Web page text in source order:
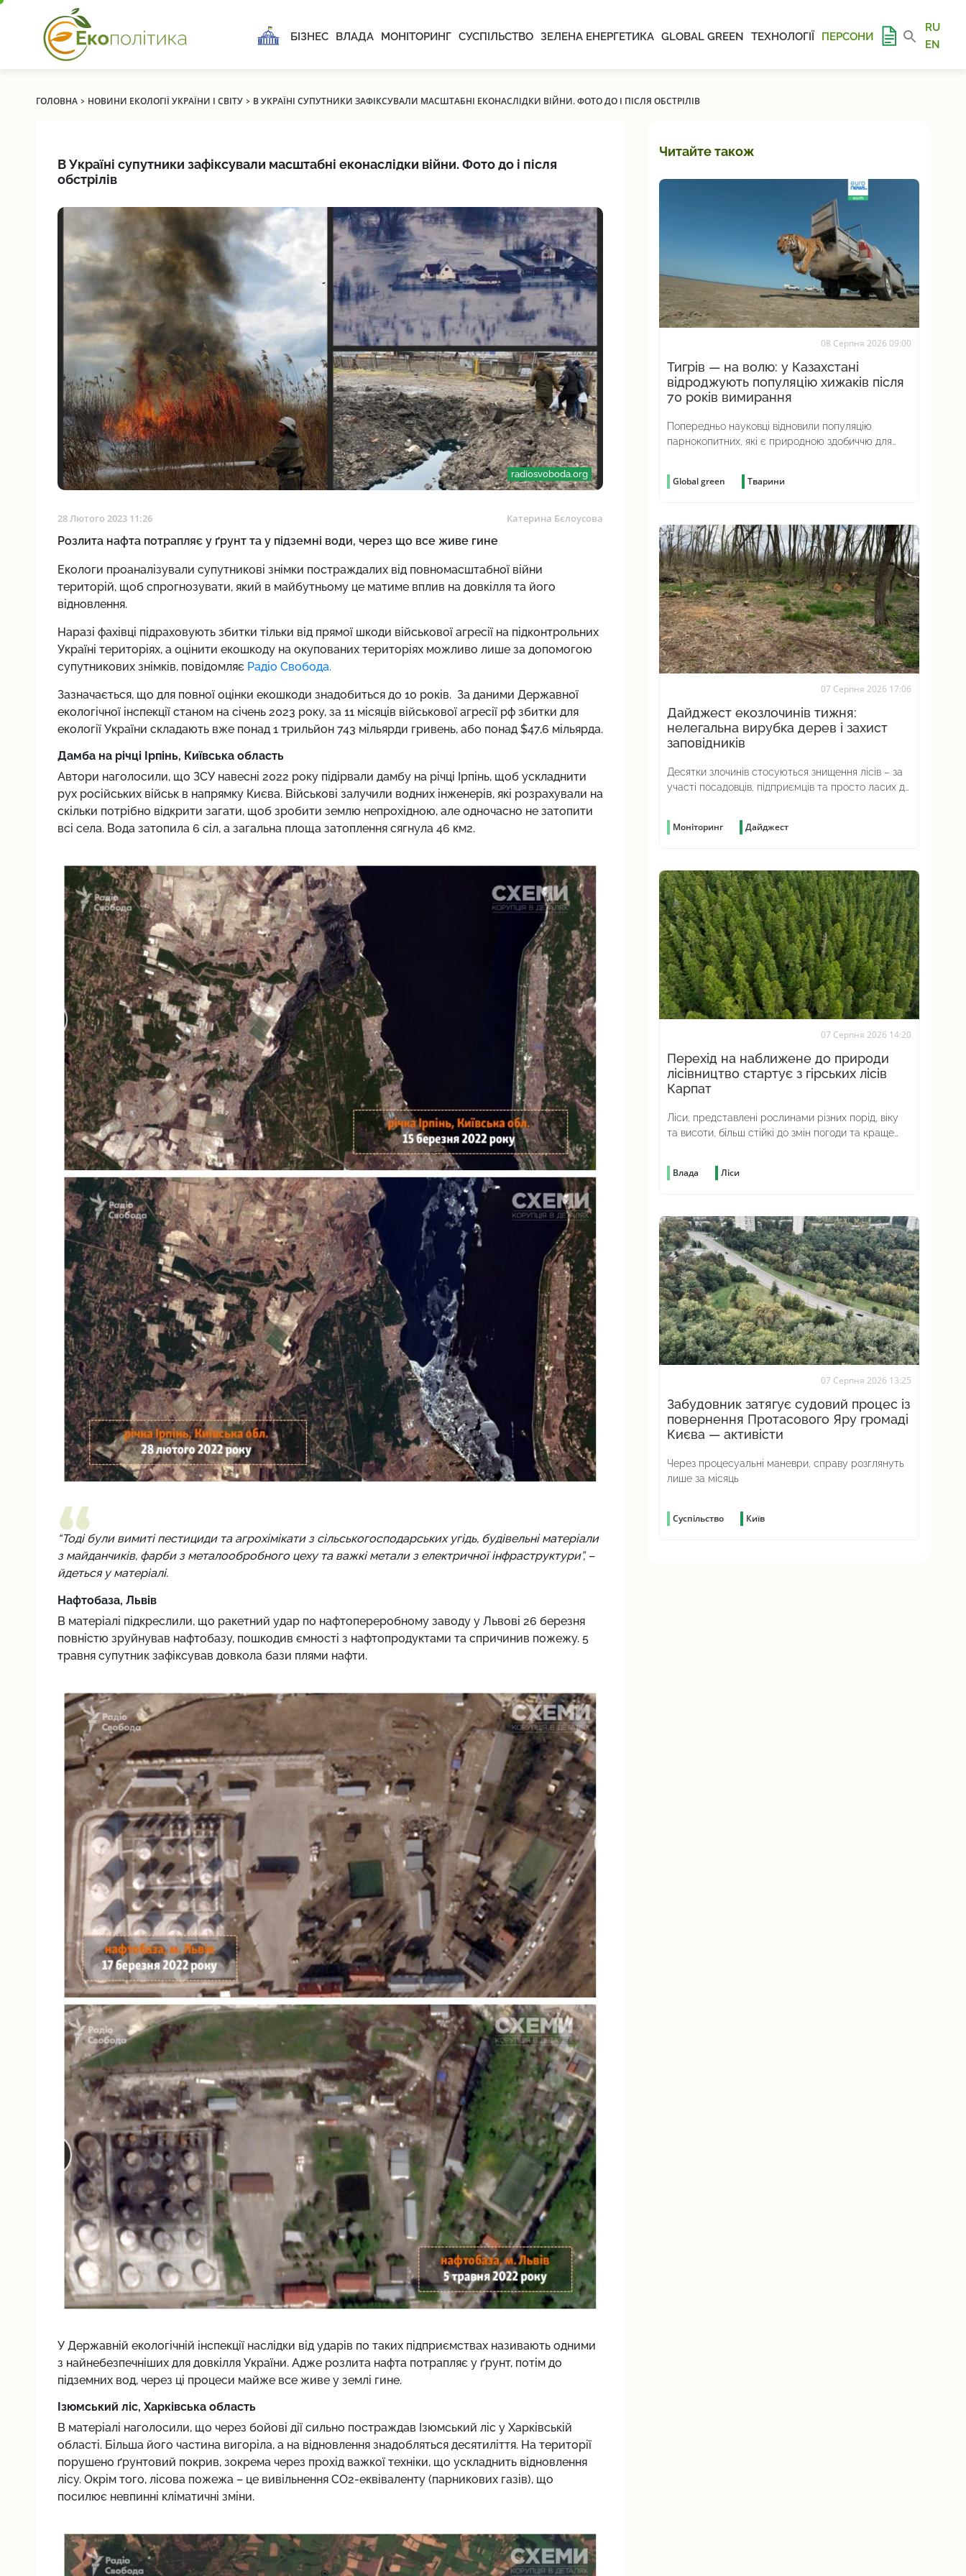
БІЗНЕС ВЛАДА МОНІТОРИНГ СУСПІЛЬСТВО ЗЕЛЕНА ЕНЕРГЕТИКА GLOBAL GREEN ТЕХНОЛОГІЇ ПЕРСОНИ
RU
EN
ГОЛОВНА› НОВИНИ ЕКОЛОГІЇ УКРАЇНИ І СВІТУ› В УКРАЇНІ СУПУТНИКИ ЗАФІКСУВАЛИ МАСШТАБНІ ЕКОНАСЛІДКИ ВІЙНИ. ФОТО ДО І ПІСЛЯ ОБСТРІЛІВ
В Україні супутники зафіксували масштабні еконаслідки війни. Фото до і після
обстрілів
radiosvoboda.org
28 Лютого 2023 11:26 Катерина Бєлоусова
Розлита нафта потрапляє у ґрунт та у підземні води, через що все живе гине
Екологи проаналізували супутникові знімки постраждалих від повномасштабної війни
територій, щоб спрогнозувати, який в майбутньому це матиме вплив на довкілля та його
відновлення.
Наразі фахівці підраховують збитки тільки від прямої шкоди військової агресії на підконтрольних
Україні територіях, а оцінити екошкоду на окупованих територіях можливо лише за допомогою
супутникових знімків, повідомляє Радіо Свобода.
Зазначається, що для повної оцінки екошкоди знадобиться до 10 років. За даними Державної
екологічної інспекції станом на січень 2023 року, за 11 місяців військової агресії рф збитки для
екології України складають вже понад 1 трильйон 743 мільярди гривень, або понад $47,6 мільярда.
Дамба на річці Ірпінь, Київська область
Автори наголосили, що ЗСУ навесні 2022 року підірвали дамбу на річці Ірпінь, щоб ускладнити
рух російських військ в напрямку Києва. Військові залучили водних інженерів, які розрахували на
скільки потрібно відкрити загати, щоб зробити землю непрохідною, але одночасно не затопити
всі села. Вода затопила 6 сіл, а загальна площа затоплення сягнула 46 км2.
“Тоді були вимиті пестициди та агрохімікати з сільськогосподарських угідь, будівельні матеріали
з майданчиків, фарби з металообробного цеху та важкі метали з електричної інфраструктури”, –
йдеться у матеріалі.
Нафтобаза, Львів
В матеріалі підкреслили, що ракетний удар по нафтопереробному заводу у Львові 26 березня
повністю зруйнував нафтобазу, пошкодив ємності з нафтопродуктами та спричинив пожежу. 5
травня супутник зафіксував довкола бази плями нафти.
У Державній екологічній інспекції наслідки від ударів по таких підприємствах називають одними
з найнебезпечніших для довкілля України. Адже розлита нафта потрапляє у ґрунт, потім до
підземних вод, через ці процеси майже все живе у землі гине.
Ізюмський ліс, Харківська область
В матеріалі наголосили, що через бойові дії сильно постраждав Ізюмський ліс у Харківській
області. Більша його частина вигоріла, а на відновлення знадобляться десятиліття. На території
порушено ґрунтовий покрив, зокрема через прохід важкої техніки, що ускладнить відновлення
лісу. Окрім того, лісова пожежа – це вивільнення CO2-еквіваленту (парникових газів), що
посилює невпинні кліматичні зміни.
Читайте також
08 Серпня 2026 09:00
Тигрів — на волю: у Казахстані
відроджують популяцію хижаків після
70 років вимирання
Попередньо науковці відновили популяцію
парнокопитних, які є природною здобиччю для
Global green Тварини
07 Серпня 2026 17:06
Дайджест екозлочинів тижня:
нелегальна вирубка дерев і захист
заповідників
Десятки злочинів стосуються знищення лісів – за
участі посадовців, підприємців та просто ласих до
Моніторинг Дайджест
07 Серпня 2026 14:20
Перехід на наближене до природи
лісівництво стартує з гірських лісів
Карпат
Ліси, представлені рослинами різних порід, віку
та висоти, більш стійкі до змін погоди та краще
Влада Ліси
07 Серпня 2026 13:25
Забудовник затягує судовий процес із
повернення Протасового Яру громаді
Києва — активісти
Через процесуальні маневри, справу розглянуть
лише за місяць
Суспільство Київ